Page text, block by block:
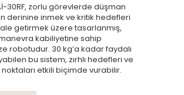
30RF, zorlu görevlerde düşman
derinine inmek ve kritik hedefleri
getirmek üzere tasarlanmış,
kabiliyetine sahip
robotudur. 30 kg’a kadar faydalı
bu sistem, zırhlı hedefleri ve
etkili biçimde vurabilir.